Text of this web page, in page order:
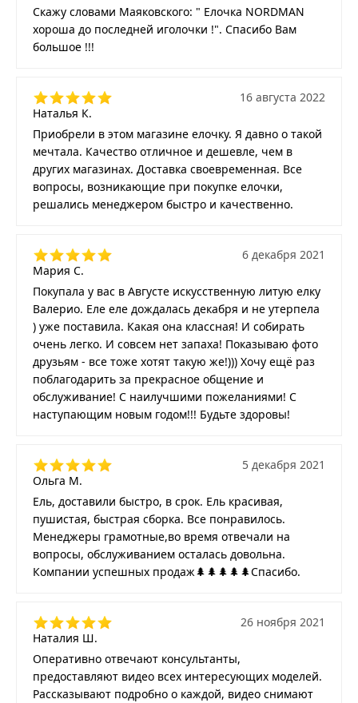
Скажу словами Маяковского: " Елочка NORDMAN
хороша до последней иголочки !". Спасибо Вам
большое !!!
Наталья К.
16 августа 2022
Приобрели в этом магазине елочку. Я давно о такой
мечтала. Качество отличное и дешевле, чем в
других магазинах. Доставка своевременная. Все
вопросы, возникающие при покупке елочки,
решались менеджером быстро и качественно.
Мария С.
6 декабря 2021
Покупала у вас в Августе искусственную литую елку
Валерио. Еле еле дождалась декабря и не утерпела
) уже поставила. Какая она классная! И собирать
очень легко. И совсем нет запаха! Показываю фото
друзьям - все тоже хотят такую же!))) Хочу ещё раз
поблагодарить за прекрасное общение и
обслуживание! С наилучшими пожеланиями! С
наступающим новым годом!!! Будьте здоровы!
Ольга М.
5 декабря 2021
Ель, доставили быстро, в срок. Ель красивая,
пушистая, быстрая сборка. Все понравилось.
Менеджеры грамотные,во время отвечали на
вопросы, обслуживанием осталась довольна.
Компании успешных продаж🌲🌲🌲🌲🌲Спасибо.
Наталия Ш.
26 ноября 2021
Оперативно отвечают консультанты,
предоставляют видео всех интересующих моделей.
Рассказывают подробно о каждой, видео снимают